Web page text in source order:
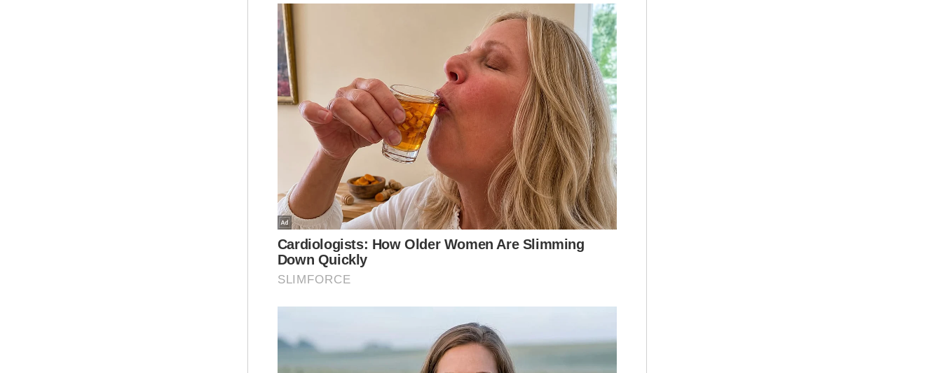
"Saya rasa mungkin dia tertekan sejak Perintah
Kawalan Pergerakan (PKP) ini kerana tak dapat
bekerja seperti biasa dan kemuncaknya bila dia
terpaksa menjalani kuarantin di rumah selama 10
hari kerana positif Covid-19," katanya.
mengenangkan apa yang berlaku dan mahu
membuka buku baharu demi anak-anaknya.